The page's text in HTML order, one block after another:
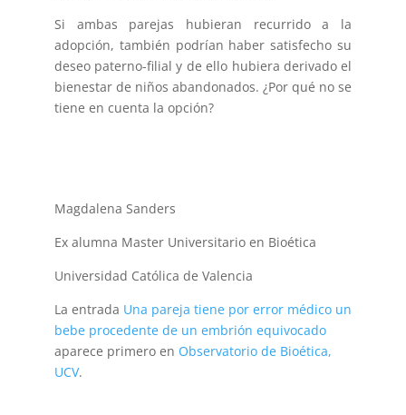
Si ambas parejas hubieran recurrido a la
adopción, también podrían haber satisfecho su
deseo paterno-filial y de ello hubiera derivado el
bienestar de niños abandonados. ¿Por qué no se
tiene en cuenta la opción?
Magdalena Sanders
Ex alumna Master Universitario en Bioética
Universidad Católica de Valencia
La entrada Una pareja tiene por error médico un
bebe procedente de un embrión equivocado
aparece primero en Observatorio de Bioética,
UCV.